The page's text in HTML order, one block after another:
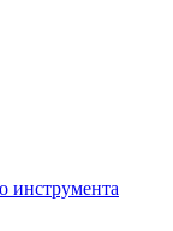
инструмента